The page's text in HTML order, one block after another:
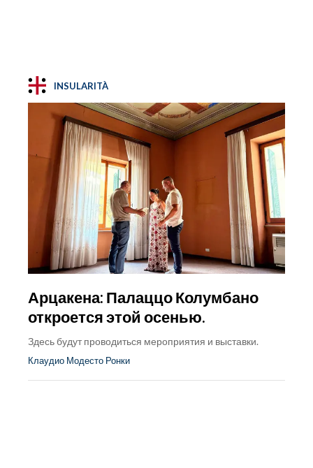
INSULARITÀ
Арцакена: Палаццо Колумбано
откроется этой осенью.
Здесь будут проводиться мероприятия и выставки.
Клаудио Модесто Ронки